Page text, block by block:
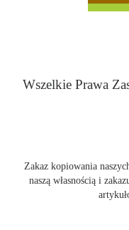
Wszelkie Prawa
Zakaz kopiowania
naszą własnością i